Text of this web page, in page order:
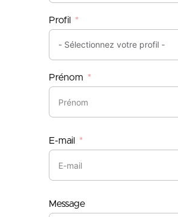
Profil
Prénom
E-mail
Message